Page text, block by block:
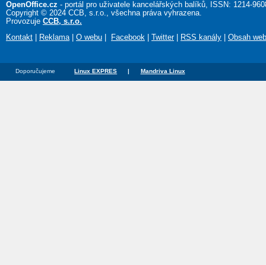
OpenOffice.cz - portál pro uživatele kancelářských balíků, ISSN: 1214-
Copyright © 2024 CCB, s.r.o., všechna práva vyhrazena.
Provozuje CCB, s.r.o.
Kontakt
Reklama| O webu Facebook Twitter| RSS kanály Obsah
Doporučujeme Linux EXPRES | Mandriva Linux